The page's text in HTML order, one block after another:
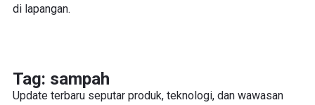
di lapangan.
Tag: sampah
Update terbaru seputar produk, teknologi, dan wawasan